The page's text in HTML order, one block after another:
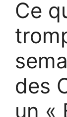
Ce
des
un «